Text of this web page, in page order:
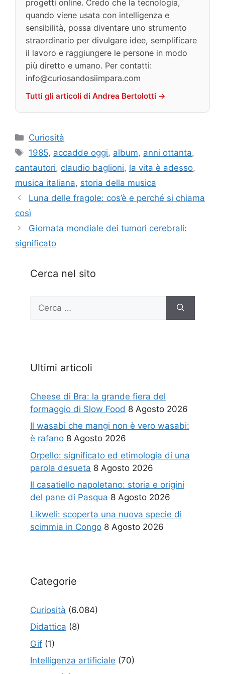
progetti online. Credo che la tecnologia,
quando viene usata con intelligenza e
sensibilità, possa diventare uno strumento
straordinario per divulgare idee, semplificare
il lavoro e raggiungere le persone in modo
più diretto e umano. Per contatti:
info@curiosandosiimpara.com
Tutti gli articoli di Andrea Bertolotti →
Categorie
Curiosità
Tag
1985, accadde oggi, album, anni ottanta,
cantautori, claudio baglioni, la vita è adesso,
musica italiana, storia della musica
Luna delle fragole: cos’è e perché si chiama
così
Giornata mondiale dei tumori cerebrali:
significato
Cerca nel sito
per:
Ultimi articoli
Cheese di Bra: la grande fiera del
formaggio di Slow Food 8 Agosto 2026
Il wasabi che mangi non è vero wasabi:
è rafano 8 Agosto 2026
Orpello: significato ed etimologia di una
parola desueta 8 Agosto 2026
Il casatiello napoletano: storia e origini
del pane di Pasqua 8 Agosto 2026
Likweli: scoperta una nuova specie di
scimmia in Congo 8 Agosto 2026
Categorie
Curiosità (6.084)
Didattica (8)
Gif (1)
Intelligenza artificiale (70)